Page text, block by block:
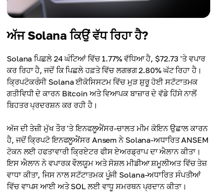
ਅੱਜ Solana ਕਿਉਂ ਵੱਧ ਰਿਹਾ ਹੈ?
Solana ਪਿਛਲੇ 24 ਘੰਟਿਆਂ ਵਿੱਚ 1.77% ਵੱਧਿਆ ਹੈ, $72.73 'ਤੇ ਵਪਾਰ
ਕਰ ਰਿਹਾ ਹੈ, ਜਦੋਂ ਕਿ ਪਿਛਲੇ ਹਫ਼ਤੇ ਵਿੱਚ ਲਗਭਗ 2.80% ਘੱਟ ਰਿਹਾ ਹੈ।
ਕ੍ਰਿਪਟੋਕਰੰਸੀ Solana ਈਕੋਸਿਸਟਮ ਵਿੱਚ ਮੁੜ ਸ਼ੁਰੂ ਹੋਈ ਸਟੱਟਾਤਮਕ
ਗਤੀਵਿਧੀ ਦੇ ਕਾਰਨ Bitcoin ਅਤੇ ਵਿਆਪਕ ਬਾਜ਼ਾਰ ਦੇ ਵੱਡੇ ਹਿੱਸੇ ਨਾਲੋਂ
ਬਿਹਤਰ ਪ੍ਰਦਰਸ਼ਨ ਕਰ ਰਹੀ ਹੈ।
ਅੱਜ ਦੀ ਤੇਜ਼ੀ ਮੁੱਖ ਤੌਰ 'ਤੇ ਇਨਫਲੂਐਂਸਰ-ਚਾਲਤ ਮੀਮ ਕੋਇਨ ਉਛਾਲ ਕਾਰਨ
ਹੈ, ਜਦੋਂ ਕ੍ਰਿਪਟੋ ਇਨਫਲੂਐਂਸਰ Ansem ਨੇ Solana-ਅਧਾਰਿਤ ANSEM
ਟੋਕਨ ਲਈ ਹਫਤਾਵਾਰੀ ਕ੍ਰਿਏਟਰ ਫੀਸ ਏਅਰਡ੍ਰਾਪ ਦਾ ਐਲਾਨ ਕੀਤਾ।
ਇਸ ਐਲਾਨ ਨੇ ਵਪਾਰਕ ਵੌਲਯੂਮ ਅਤੇ ਸੋਸ਼ਲ ਮੀਡੀਆ ਸ਼ਮੂਲੀਅਤ ਵਿੱਚ ਤੇਜ਼
ਵਾਧਾ ਕੀਤਾ, ਜਿਸ ਨਾਲ ਸਟੱਟਾਤਮਕ ਪੂੰਜੀ Solana-ਅਧਾਰਿਤ ਸੰਪਤੀਆਂ
ਵਿੱਚ ਵਾਪਸ ਆਈ ਅਤੇ SOL ਲਈ ਵਾਧੂ ਸਮਰਥਨ ਪ੍ਰਦਾਨ ਕੀਤਾ।